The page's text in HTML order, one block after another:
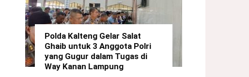
Polda Kalteng Gelar Salat
Ghaib untuk 3 Anggota Polri
yang Gugur dalam Tugas di
Way Kanan Lampung